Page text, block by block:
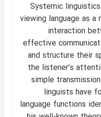
Systemic
viewing language as a
interaction
effective
and structure their
the listenerʹs
simple
linguists have
language functions